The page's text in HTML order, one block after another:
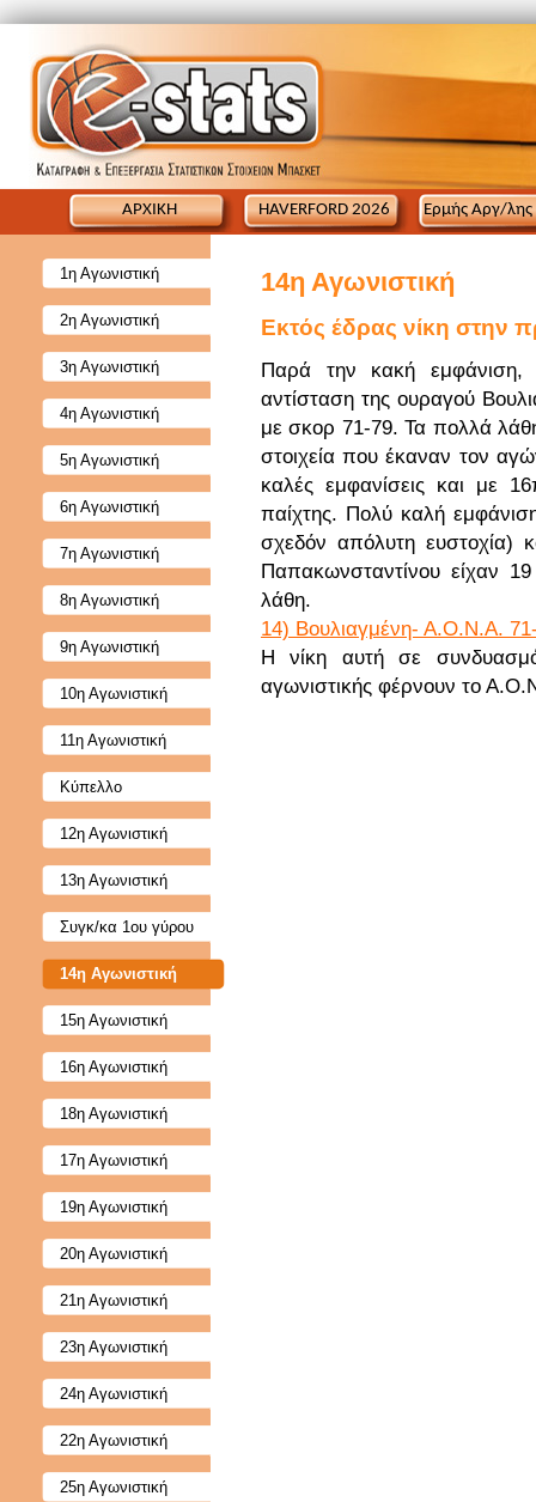
ΑΡΧΙΚΗ HAVERFORD 2026 Ερμής Αργ/
1η Αγωνιστική
2η Αγωνιστική
3η Αγωνιστική
4η Αγωνιστική
5η Αγωνιστική
6η Αγωνιστική
7η Αγωνιστική
8η Αγωνιστική
9η Αγωνιστική
10η Αγωνιστική
11η Αγωνιστική
Κύπελλο
12η Αγωνιστική
13η Αγωνιστική
Συγκ/κα 1ου γύρου
14η Αγωνιστική
15η Αγωνιστική
16η Αγωνιστική
18η Αγωνιστική
17η Αγωνιστική
19η Αγωνιστική
20η Αγωνιστική
21η Αγωνιστική
23η Αγωνιστική
24η Αγωνιστική
22η Αγωνιστική
25η Αγωνιστική
14η Αγωνιστική
Εκτός έδρας νίκη στην
Παρά την κακή
αντίσταση της ουραγού
με σκορ 71-79. Τα πολλά
στοιχεία που έκαναν τον
καλές εμφανίσεις και με
παίχτης. Πολύ καλή
σχεδόν απόλυτη ευστοχία)
Παπακωνσταντίνου είχαν
λάθη.
14) Βουλιαγμένη- Α.Ο.Ν.Α.
Η νίκη αυτή σε
αγωνιστικής φέρνουν το